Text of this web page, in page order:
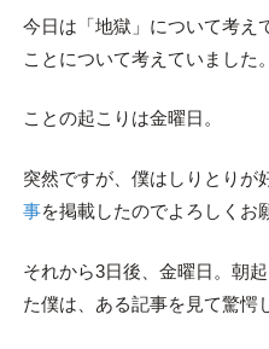
今日は「地獄」について考え
ことについて考えていました。
ことの起こりは金曜日。
突然ですが、僕はしりとりが
事を掲載したのでよろしくお
それから3日後、金曜日。朝
た僕は、ある記事を見て驚愕